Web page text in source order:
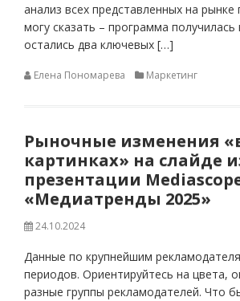
анализ всех представленных на
могу сказать – программа
остались два ключевых […]
Елена Пономарева Маркетинг
Рыночные изменения
картинках» на слайде
презентации
«Медиатренды 2025»
24.10.2024
Данные по крупнейшим
периодов. Ориентируйтесь на цвета,
разные группы рекламодателей. Что